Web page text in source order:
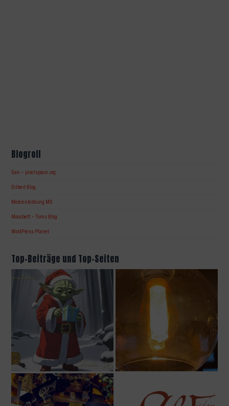
Blogroll
Dan – pixelspace.org
Dilbert Blog
Medienbildung MD
Moosbett – Toms Blog
WordPress Planet
Top-Beiträge und Top-Seiten